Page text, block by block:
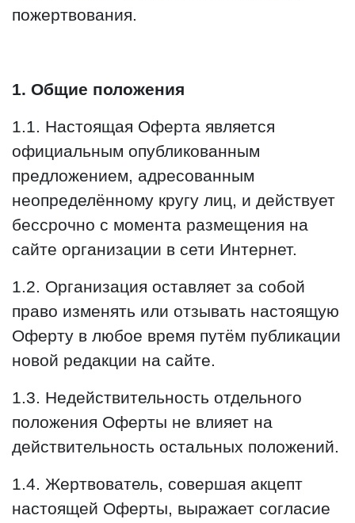
пожертвования.
1. Общие положения
1.1. Настоящая Оферта является
официальным опубликованным
предложением, адресованным
неопределённому кругу лиц, и действует
бессрочно с момента размещения на
сайте организации в сети Интернет.
1.2. Организация оставляет за собой
право изменять или отзывать настоящую
Оферту в любое время путём публикации
новой редакции на сайте.
1.3. Недействительность отдельного
положения Оферты не влияет на
действительность остальных положений.
1.4. Жертвователь, совершая акцепт
настоящей Оферты, выражает согласие